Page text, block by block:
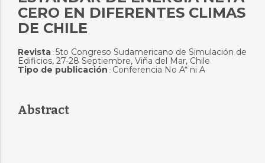
CERO EN DIFERENTES CLIMAS
DE CHILE
Revista: 5to Congreso Sudamericano de Simulación de
Edificios, 27-28 Septiembre, Viña del Mar, Chile
Tipo de publicación : Conferencia No A* ni A
Abstract